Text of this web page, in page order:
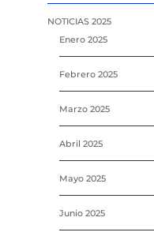
NOTICIAS 2025
Enero 2025
Febrero 2025
Marzo 2025
Abril 2025
Mayo 2025
Junio 2025